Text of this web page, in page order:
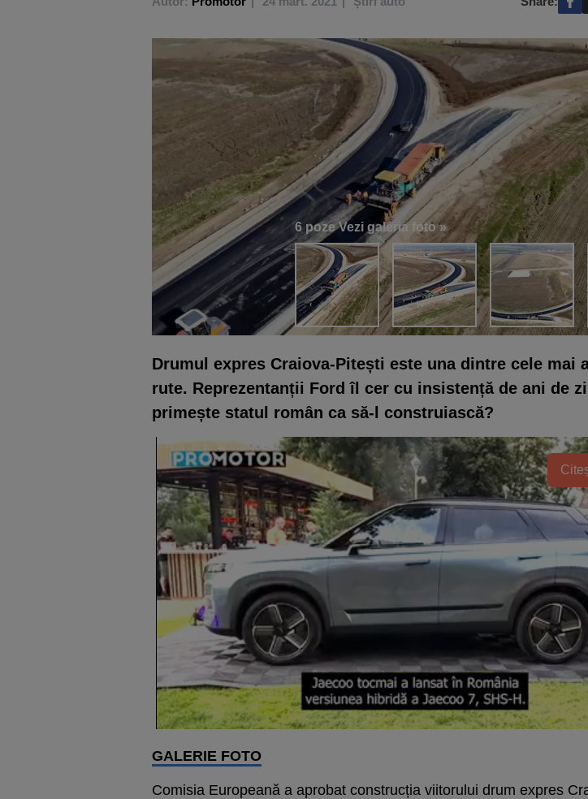
6 pozeVezi galeria foto »
Drumul expres Craiova-Pitești este una dintre cele mai
rute. Reprezentanții Ford îl cer cu insistență de ani de
primește statul român ca să-l construiască?
GALERIE FOTO
Comisia Europeană a aprobat construcția viitorului drum expres